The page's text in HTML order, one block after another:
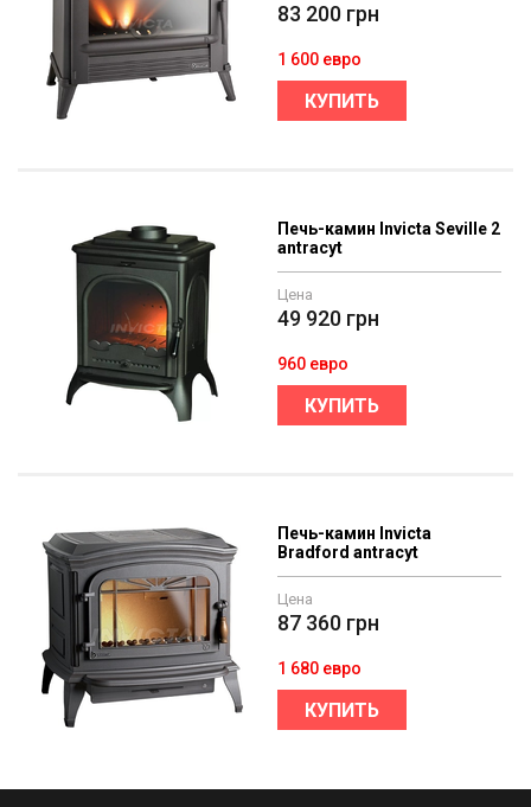
83 200 грн
1 600 евро
КУПИТЬ
Печь-камин Invicta Seville 2
antracyt
Цена
49 920 грн
960 евро
КУПИТЬ
Печь-камин Invicta
Bradford antracyt
Цена
87 360 грн
1 680 евро
КУПИТЬ